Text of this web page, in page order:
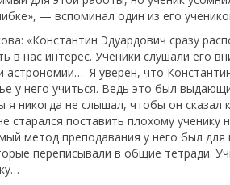
— вспоминал один из его
«Константин Эдуардович сразу
в нас интерес. Ученики слушали его
Я уверен, что
у него учиться. Ведь это был
никогда не слышал, чтобы он сказал
поставить плохому ученику
метод преподавания у него был
переписывали в общие тетради.